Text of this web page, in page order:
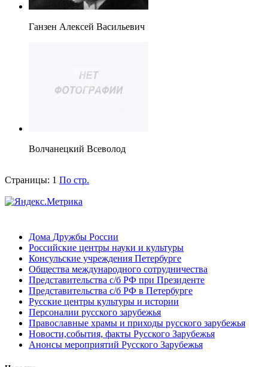
Ганзен Алексей Васильевич
Волчанецкий Всеволод
Страницы: 1 По стр.
Дома Дружбы России
Российские центры науки и культуры
Консульские учреждения Петербурге
Общества международного сотрудничества
Представительства с/б РФ при Президенте
Представительства с/б РФ в Петербурге
Русские центры культуры и истории
Персоналии русского зарубежья
Православные храмы и приходы русского зарубежья
Новости,события, факты Русского Зарубежья
Анонсы мероприятий Русского Зарубежья